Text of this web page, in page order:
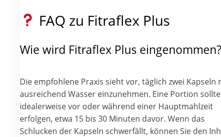
FAQ zu Fitraflex Plus
Wie wird Fitraflex Plus eingenommen?
Die empfohlene Praxis sieht vor, täglich zwei Kapseln
ausreichend Wasser einzunehmen. Eine Portion sollte
idealerweise vor oder während einer Hauptmahlzeit
erfolgen, etwa 15 bis 30 Minuten davor. Wenn das
Schlucken der Kapseln schwerfällt, können Sie den